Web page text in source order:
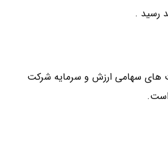
رسید .
های سهامی ارزش و سرمایه شرکت